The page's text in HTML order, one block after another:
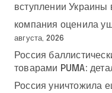
вступлении
компания оценила
августа, 2026
Россия
товарами PUMA:
Россия уничтожила